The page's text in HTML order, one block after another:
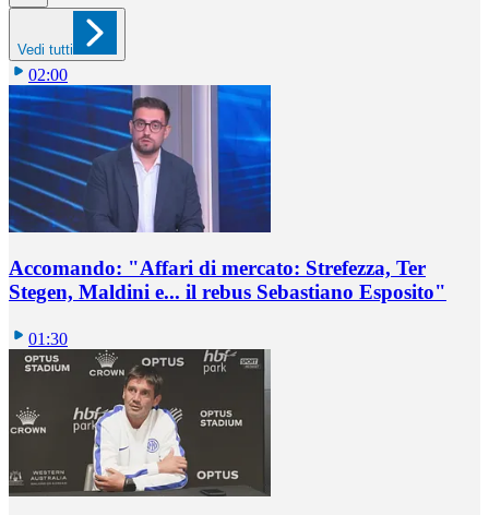
Vedi tutti
02:00
Accomando: "Affari di mercato: Strefezza, Ter
Stegen, Maldini e... il rebus Sebastiano Esposito"
01:30